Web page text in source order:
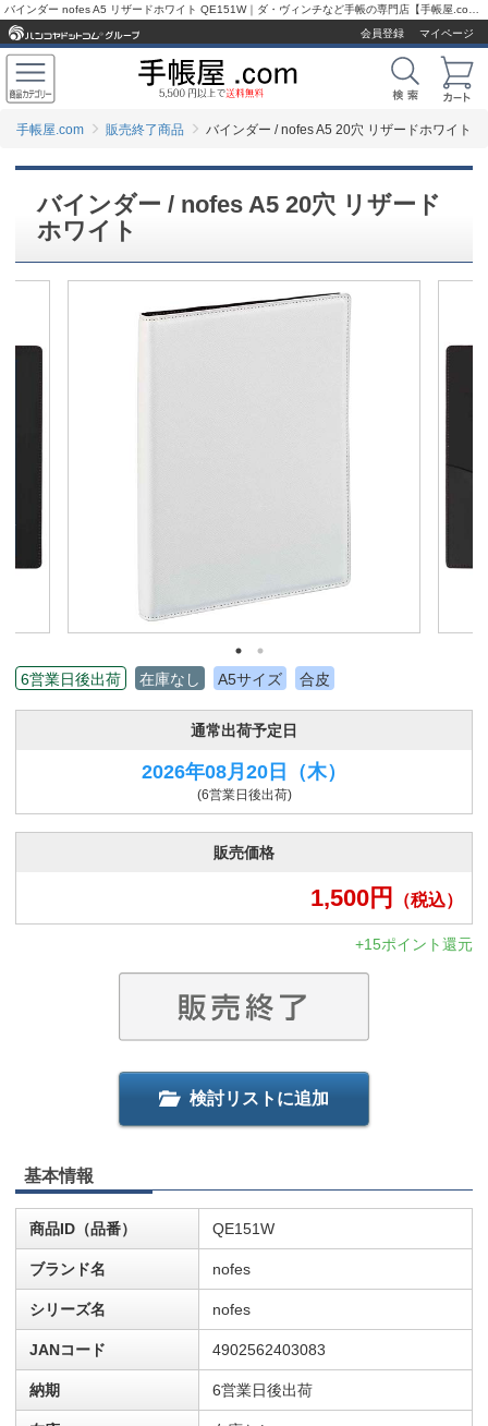
会員登録
マイページ
手帳屋.com 販売終了商品 バインダー / nofes A5 20穴 リザードホワイト
バインダー / nofes A5 20穴 リザード
ホワイト
6営業日後出荷 在庫なし A5サイズ 合皮
通常出荷予定日
2026年08月20日 （木）
(6営業日後出荷)
販売価格
1,500円 （税込）
+15ポイント還元
検討リストに追加
基本情報
商品ID（品番） QE151W
ブランド名 nofes
シリーズ名 nofes
JANコード 4902562403083
納期 6営業日後出荷